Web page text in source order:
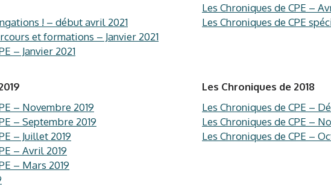
! – début avril 2021
et formations – Janvier 2021
– Janvier 2021
Les Chroniques de CPE –
Les Chroniques de CPE
– Novembre 2019
– Septembre 2019
– Juillet 2019
– Avril 2019
– Mars 2019
Les Chroniques de 2018
Les Chroniques de CPE –
Les Chroniques de CPE –
Les Chroniques de CPE –